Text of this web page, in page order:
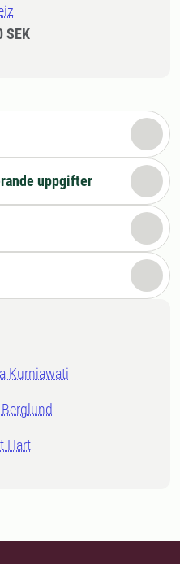
SEK
uppgifter
Kurniawati
Hart